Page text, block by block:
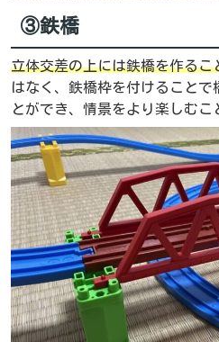
③鉄橋
立体交差の上には鉄橋を作るこ
はなく、鉄橋枠を付けることで
とができ、情景をより楽しむこ